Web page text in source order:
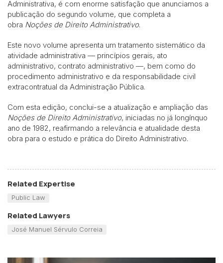
Administrativa, é com enorme satisfação que anunciamos a
publicação do segundo volume, que completa a
obra Noções de Direito Administrativo.
Este novo volume apresenta um tratamento sistemático da
atividade administrativa — princípios gerais, ato
administrativo, contrato administrativo —, bem como do
procedimento administrativo e da responsabilidade civil
extracontratual da Administração Pública.
Com esta edição, conclui-se a atualização e ampliação das
Noções de Direito Administrativo, iniciadas no já longínquo
ano de 1982, reafirmando a relevância e atualidade desta
obra para o estudo e prática do Direito Administrativo.
Related Expertise
Public Law
Related Lawyers
José Manuel Sérvulo Correia